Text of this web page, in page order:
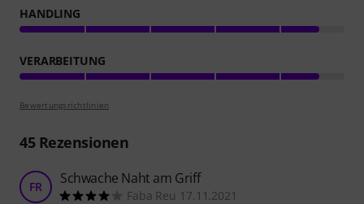
HANDLING
VERARBEITUNG
Bewertungsrichtlinien
45Rezensionen
FR Schwache Naht am Griff
Faba Reu 17.11.2021